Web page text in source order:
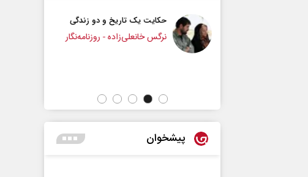
حکایت یک تاریخ و دو زندگی
نرگس خانعلی‌زاده - روزنامه‌نگار
چرایی عقب‌نشینی ترامپ؟
پیشخوان